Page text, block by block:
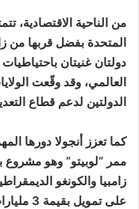
من الناحية الاقتصادية،
المتحدة بفضل قربها من
دولتان غنيتان
العالمي، وقد وقّعت
الدولتين لدعم قطاع
كما تعزز أنجولا دورها
ممر “لوبيتو” وهو
زامبيا والكونغو
على